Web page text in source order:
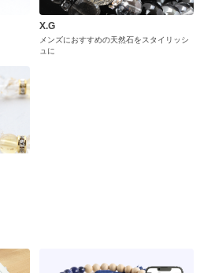
X.G
メンズにおすすめの天然石をスタイリッシ
ュに